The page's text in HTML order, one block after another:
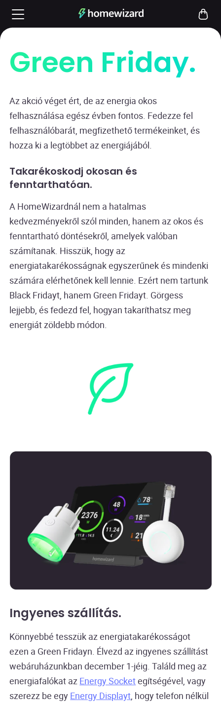
Green Friday.
Az akció véget ért, de az energia okos
felhasználása egész évben fontos. Fedezze fel
felhasználóbarát, megfizethető termékeinket, és
hozza ki a legtöbbet az energiájából.
Takarékoskodj okosan és
fenntarthatóan.
A HomeWizardnál nem a hatalmas
kedvezményekről szól minden, hanem az okos és
fenntartható döntésekről, amelyek valóban
számítanak. Hisszük, hogy az
energiatakarékosságnak egyszerűnek és mindenki
számára elérhetőnek kell lennie. Ezért nem tartunk
Black Fridayt, hanem Green Fridayt. Görgess
lejjebb, és fedezd fel, hogyan takaríthatsz meg
energiát zöldebb módon.
Ingyenes szállítás.
Könnyebbé tesszük az energiatakarékosságot
ezen a Green Fridayn. Élvezd az ingyenes szállítást
webáruházunkban december 1-jéig. Találd meg az
energiafalókat az Energy Socketegítségével, vagy
szerezz be egy Energy Displayt, hogy telefon nélkül